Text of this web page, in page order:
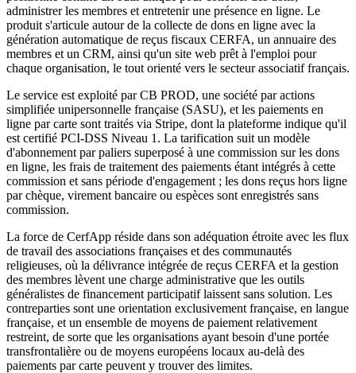
administrer les membres et entretenir une présence en ligne. Le
produit s'articule autour de la collecte de dons en ligne avec la
génération automatique de reçus fiscaux CERFA, un annuaire des
membres et un CRM, ainsi qu'un site web prêt à l'emploi pour
chaque organisation, le tout orienté vers le secteur associatif français.
Le service est exploité par CB PROD, une société par actions
simplifiée unipersonnelle française (SASU), et les paiements en
ligne par carte sont traités via Stripe, dont la plateforme indique qu'il
est certifié PCI-DSS Niveau 1. La tarification suit un modèle
d'abonnement par paliers superposé à une commission sur les dons
en ligne, les frais de traitement des paiements étant intégrés à cette
commission et sans période d'engagement ; les dons reçus hors ligne
par chèque, virement bancaire ou espèces sont enregistrés sans
commission.
La force de CerfApp réside dans son adéquation étroite avec les flux
de travail des associations françaises et des communautés
religieuses, où la délivrance intégrée de reçus CERFA et la gestion
des membres lèvent une charge administrative que les outils
généralistes de financement participatif laissent sans solution. Les
contreparties sont une orientation exclusivement française, en langue
française, et un ensemble de moyens de paiement relativement
restreint, de sorte que les organisations ayant besoin d'une portée
transfrontalière ou de moyens européens locaux au-delà des
paiements par carte peuvent y trouver des limites.